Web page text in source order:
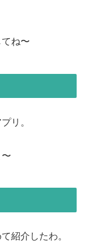
ね〜
リ。
紹介したわ。